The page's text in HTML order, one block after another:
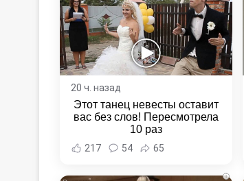
20 ч. назад
Этот танец невесты оставит
вас без слов! Пересмотрела
10 раз
217 54 65
i